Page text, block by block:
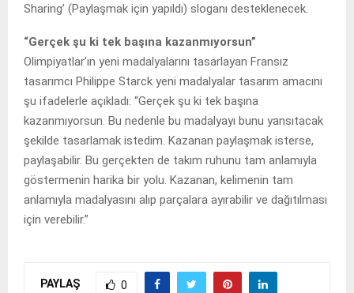
Sharing’ (Paylaşmak için yapıldı) sloganı desteklenecek.
“Gerçek şu ki tek başına kazanmıyorsun”
Olimpiyatlar’ın yeni madalyalarını tasarlayan Fransız
tasarımcı Philippe Starck yeni madalyalar tasarım amacını
şu ifadelerle açıkladı: “Gerçek şu ki tek başına
kazanmıyorsun. Bu nedenle bu madalyayı bunu yansıtacak
şekilde tasarlamak istedim. Kazanan paylaşmak isterse,
paylaşabilir. Bu gerçekten de takım ruhunu tam anlamıyla
göstermenin harika bir yolu. Kazanan, kelimenin tam
anlamıyla madalyasını alıp parçalara ayırabilir ve dağıtılması
için verebilir.”
PAYLAŞ 0